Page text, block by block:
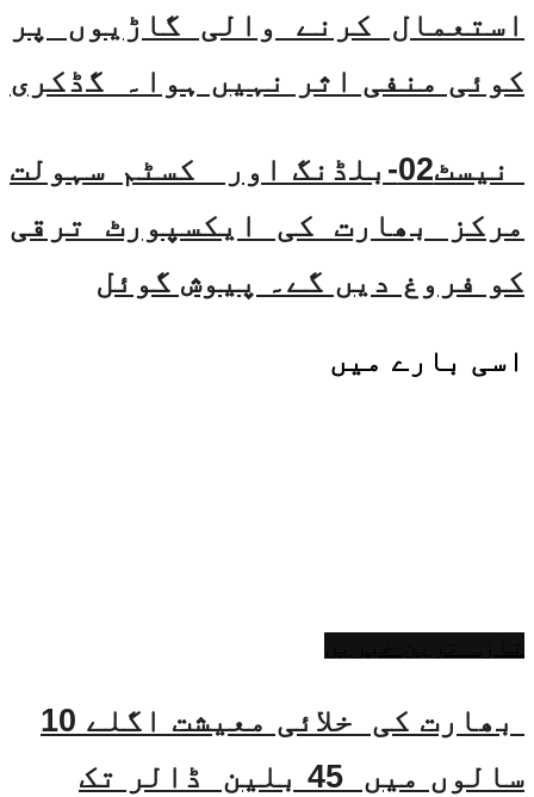
استعمال کرنے والی گاڑیوں پر
کوئی منفی اثر نہیں ہوا۔ گڈکری
نیسٹ02-بلڈنگ اور کسٹم سہولت
مرکز بھارت کی ایکسپورٹ ترقی
کو فروغ دیں گے۔ پیوش گوئل
اسی بارے میں
بھارت کی خلائی معیشت اگلے 10
سالوں میں 45 بلین ڈالر تک